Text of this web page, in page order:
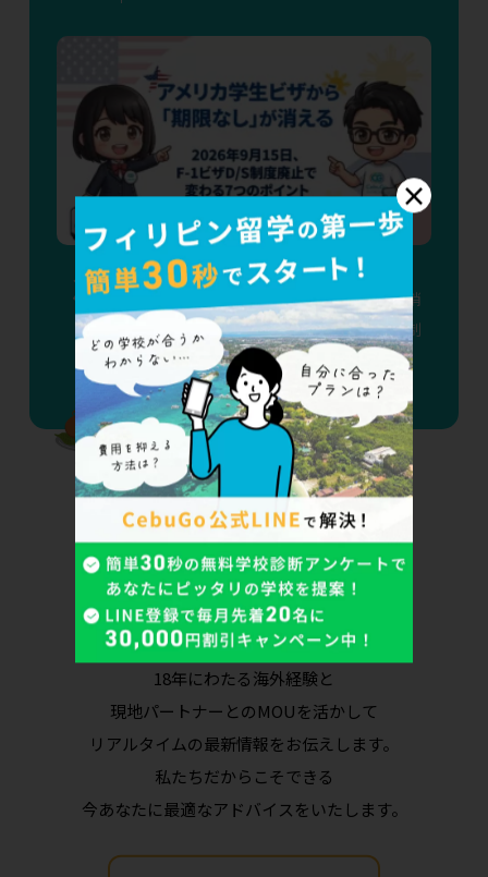
3rd
その他 渡航準備 語学学習
アメリカ学生ビザから「期限なし」が消
える——2026年9月15日、F-1ビザD/S制
度廃止で変わる7つのポイント
カウンセラーへ今すぐ相談
18年にわたる海外経験と
現地パートナーとのMOUを活かして
リアルタイムの最新情報をお伝えします。
私たちだからこそできる
今あなたに最適なアドバイスをいたします。
×